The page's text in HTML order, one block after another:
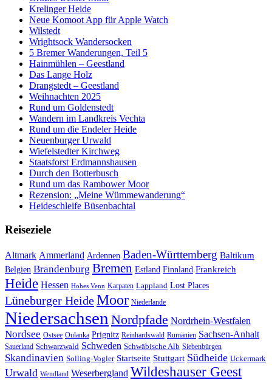
Krelinger Heide
Neue Komoot App für Apple Watch
Wilstedt
Wrightsock Wandersocken
5 Bremer Wanderungen, Teil 5
Hainmühlen – Geestland
Das Lange Holz
Drangstedt – Geestland
Weihnachten 2025
Rund um Goldenstedt
Wandern im Landkreis Vechta
Rund um die Endeler Heide
Neuenburger Urwald
Wiefelstedter Kirchweg
Staatsforst Erdmannshausen
Durch den Botterbusch
Rund um das Rambower Moor
Rezension: „Meine Wümmewanderung“
Heideschleife Büsenbachtal
Reiseziele
Altmark Ammerland Ardennen Baden-Württemberg Baltikum
Belgien Brandenburg Bremen Estland Finnland Frankreich
Heide Hessen Hohes Venn Karpaten Lappland Lost Places
Lüneburger HeideMoor Niederlande
Niedersachsen Nordpfade Nordrhein-Westfalen
Nordsee Ostsee Oulanka Prignitz Reinhardswald Rumänien Sachsen-Anhalt
Sauerland Schwarzwald Schweden Schwäbische Alb Siebenbürgen
Skandinavien Solling-Vogler Startseite Stuttgart Südheide Uckermark
Urwald Wendland Weserbergland Wildeshauser Geest